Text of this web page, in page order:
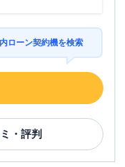
ローン契約機を検索
・評判